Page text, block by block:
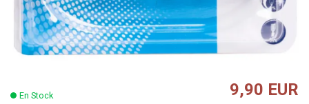
En Stock 9,90 EUR